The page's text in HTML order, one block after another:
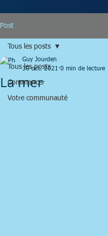
Post
Tous les posts
Commencer
Votre communauté
Tous les posts
La mer
Guy Jourden
30 oct. 2021 0 min de lecture